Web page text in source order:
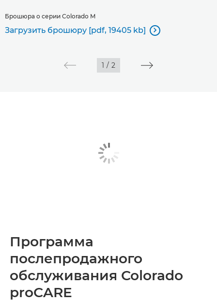
Брошюра о серии Colorado M
Загрузить брошюру [pdf, 19405 kb] 
1 / 2
Программа
послепродажного
обслуживания Colorado
proCARE